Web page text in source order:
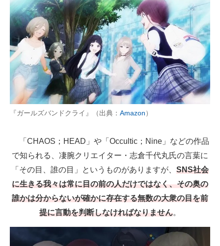
『ガールズバンドクライ』（出典： Amazon）
「CHAOS；HEAD」や「Occultic；Nine」などの作品
で知られる、凄腕クリエイター・志倉千代丸氏の言葉に
「その目、誰の目」というものがありますが、 SNS社会
に生きる我々は常に目の前の人だけではなく、その奥の
誰かは分からないが確かに存在する無数の大衆の目を前
提に言動を判断しなければなりません。